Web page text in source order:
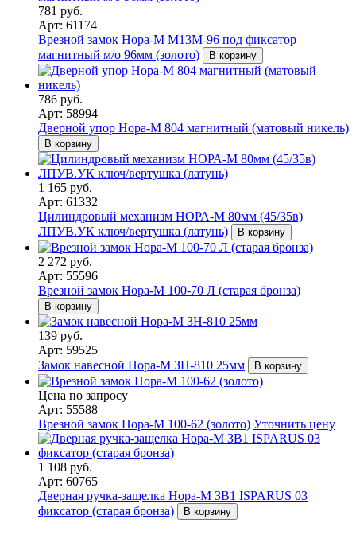
781 руб.
Арт: 61174
Врезной замок Нора-М М13М-96 под фиксатор
магнитный м/о 96мм (золото)
В корзину
786 руб.
Арт: 58994
Дверной упор Нора-М 804 магнитный (матовый никель)
В корзину
1 165 руб.
Арт: 61332
Цилиндровый механизм НОРА-М 80мм (45/35в)
ЛПУВ.УК ключ/вертушка (латунь)
В корзину
2 272 руб.
Арт: 55596
Врезной замок Нора-М 100-70 Л (старая бронза)
В корзину
139 руб.
Арт: 59525
Замок навесной Нора-М ЗН-810 25мм
В корзину
Цена по запросу
Арт: 55588
Врезной замок Нора-М 100-62 (золото) Уточнить цену
1 108 руб.
Арт: 60765
Дверная ручка-защелка Нора-М ЗВ1 ISPARUS 03
фиксатор (старая бронза)
В корзину